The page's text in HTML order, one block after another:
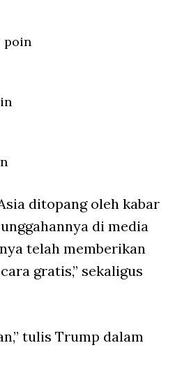
poin
ditopang oleh kabar
di media
telah memberikan
gratis,” sekaligus
tulis Trump dalam